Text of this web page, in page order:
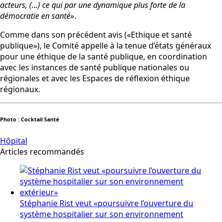
acteurs, (…) ce qui par une dynamique plus forte de la
démocratie en santé».
Comme dans son précédent avis («Ethique et santé
publique»), le Comité appelle à la tenue d’états généraux
pour une éthique de la santé publique, en coordination
avec les instances de santé publique nationales ou
régionales et avec les Espaces de réflexion éthique
régionaux.
Photo : Cocktail Santé
Hôpital
Articles recommandés
Stéphanie Rist veut «poursuivre l’ouverture du
système hospitalier sur son environnement